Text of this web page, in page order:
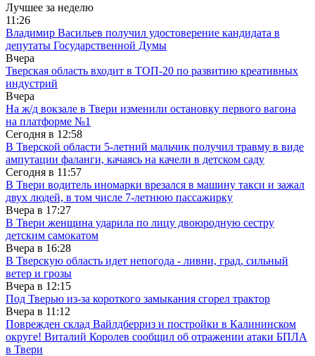
Лучшее за неделю
11:26
Владимир Васильев получил удостоверение кандидата в
депутаты Государственной Думы
Вчера
Тверская область входит в ТОП-20 по развитию креативных
индустрий
Вчера
На ж/д вокзале в Твери изменили остановку первого вагона
на платформе №1
Сегодня в 12:58
В Тверской области 5-летний мальчик получил травму в виде
ампутации фаланги, качаясь на качели в детском саду
Сегодня в 11:57
В Твери водитель иномарки врезался в машину такси и зажал
двух людей, в том числе 7-летнюю пассажирку
Вчера в 17:27
В Твери женщина ударила по лицу двоюродную сестру
детским самокатом
Вчера в 16:28
В Тверскую область идет непогода - ливни, град, сильный
ветер и грозы
Вчера в 12:15
Под Тверью из-за короткого замыкания сгорел трактор
Вчера в 11:12
Поврежден склад Вайлдберриз и постройки в Калининском
округе! Виталий Королев сообщил об отражении атаки БПЛА
в Твери